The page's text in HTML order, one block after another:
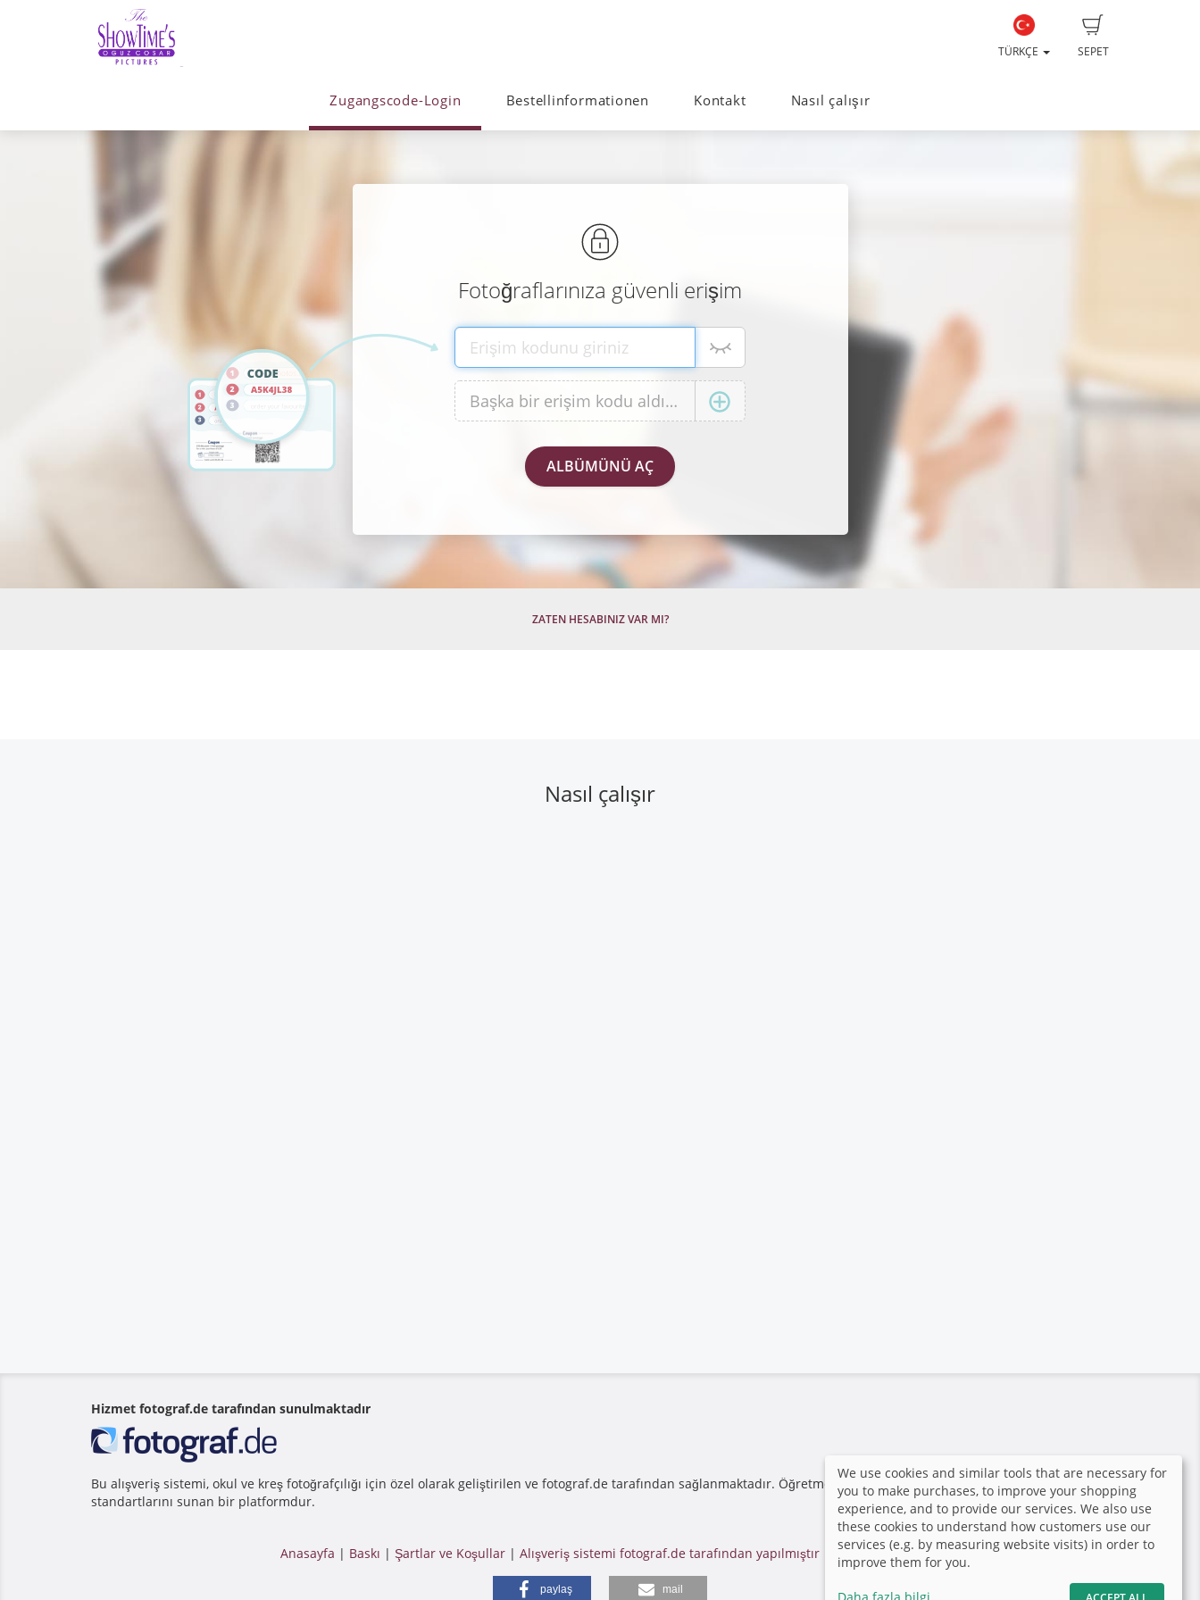
SEPET
TÜRKÇE
Zugangscode-Login Bestellinformationen Kontakt Nasıl çalışır
Fotoğraflarınıza güvenli erişim
ZATEN HESABINIZ VAR MI?
Nasıl çalışır
Hizmet fotograf.de tarafından sunulmaktadır
Bu alışveriş sistemi, okul ve kreş fotoğrafçılığı için özel olarak geliştirilen ve fotograf.de tarafından sağlanmaktadır. Öğretmenler ve veliler için yüksek güvenlik ve kalite
standartlarını sunan bir platformdur.
Anasayfa | Baskı | Şartlar ve Koşullar | Alışveriş sistemi fotograf.de tarafından yapılmıştır
paylaş mail
We use cookies and similar tools that are necessary for
you to make purchases, to improve your shopping
experience, and to provide our services. We also use
these cookies to understand how customers use our
services (e.g. by measuring website visits) in order to
improve them for you.